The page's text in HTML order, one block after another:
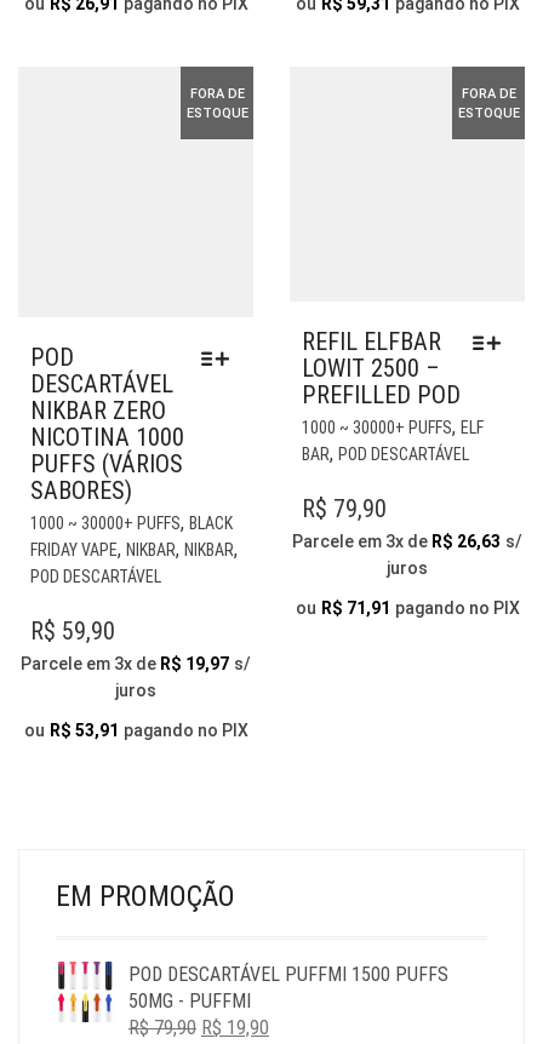
PÁGINA
DO
ou R$ 26,91 pagando no PIX
DO
ou R$ 59,31 pagando no PIX
FORA DE
ESTOQUE
POD
DESCARTÁVEL
NIKBAR ZERO
NICOTINA 1000
PUFFS (VÁRIOS
SABORES)
1000 ~ 30000+ PUFFS, BLACK
FRIDAY VAPE, NIKBAR, NIKBAR,
POD DESCARTÁVEL
PRODUTO
OPÇÕES
SER
R$ 59,90
Parcele em 3x de R$ 19,97 s/
juros
ou R$ 53,91 pagando no PIX
FORA DE
ESTOQUE
REFIL ELFBAR
LOWIT 2500 –
PREFILLED POD
1000 ~ 30000+ PUFFS, ELF
BAR, POD DESCARTÁVEL
AS
R$ 79,90
Parcele em 3x de R$ 26,63 s/
juros
ou R$ 71,91 pagando no PIX
EM PROMOÇÃO
POD DESCARTÁVEL PUFFMI 1500 PUFFS
50MG - PUFFMI
R$79,90 OR$ 19,90